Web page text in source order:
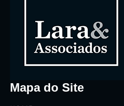
Mapa do Site